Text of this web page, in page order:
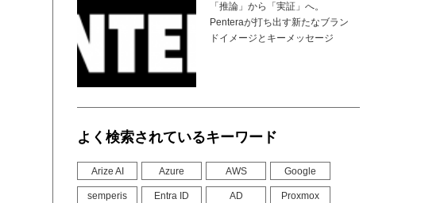
「推論」から「実証」へ。
Penteraが打ち出す新たなブラン
ドイメージとキーメッセージ
よく検索されているキーワード
Arize AI Azure AWS Google
semperis Entra ID AD Proxmox